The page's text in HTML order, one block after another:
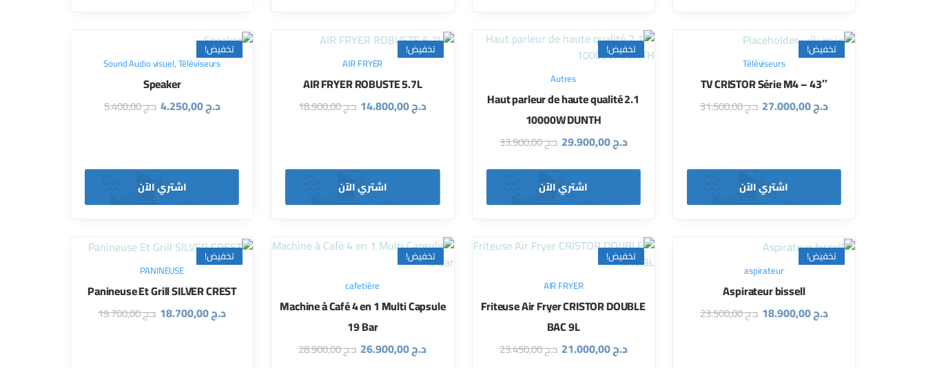
تخفيض!
Téléviseurs
TV CRISTOR Série M4 – 43″
د.ج27.000,00 د.ج31.500,00
اشتري الآن
تخفيض!
Autres
Haut parleur de haute qualité 2.1
10000W DUNTH
د.ج29.900,00 د.ج33.900,00
اشتري الآن
تخفيض!
AIR FRYER
AIR FRYER ROBUSTE 5.7L
د.ج14.800,00 د.ج18.900,00
اشتري الآن
تخفيض!
Sound Audio visuel,Téléviseurs
Speaker
د.ج4.250,00 د.ج5.400,00
اشتري الآن
تخفيض!
aspirateur
Aspirateur bissell
د.ج18.900,00 د.ج23.500,00
تخفيض!
AIR FRYER
Friteuse Air Fryer CRISTOR DOUBLE
BAC 9L
د.ج21.000,00 د.ج23.450,00
تخفيض!
cafetière
Machine à Café 4 en 1 Multi Capsule
19 Bar
د.ج26.900,00 د.ج28.900,00
تخفيض!
PANINEUSE
Panineuse Et Grill SILVER CREST
د.ج18.700,00 د.ج19.700,00